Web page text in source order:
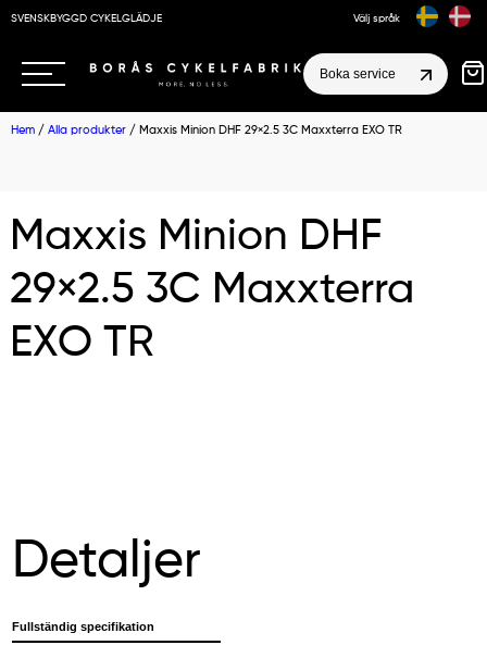
SVENSKBYGGD CYKELGLÄDJE Välj språk
Boka service
Hem / Alla produkter / Maxxis Minion DHF 29×2.5 3C Maxxterra EXO TR
Maxxis Minion DHF
29×2.5 3C Maxxterra
EXO TR
Detaljer
Fullständig specifikation